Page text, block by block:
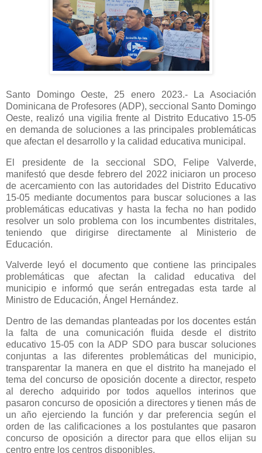
Santo Domingo Oeste, 25 enero 2023.- La Asociación
Dominicana de Profesores (ADP), seccional Santo Domingo
Oeste, realizó una vigilia frente al Distrito Educativo 15-05
en demanda de soluciones a las principales problemáticas
que afectan el desarrollo y la calidad educativa municipal.
El presidente de la seccional SDO, Felipe Valverde,
manifestó que desde febrero del 2022 iniciaron un proceso
de acercamiento con las autoridades del Distrito Educativo
15-05 mediante documentos para buscar soluciones a las
problemáticas educativas y hasta la fecha no han podido
resolver un solo problema con los incumbentes distritales,
teniendo que dirigirse directamente al Ministerio de
Educación.
Valverde leyó el documento que contiene las principales
problemáticas que afectan la calidad educativa del
municipio e informó que serán entregadas esta tarde al
Ministro de Educación, Ángel Hernández.
Dentro de las demandas planteadas por los docentes están
la falta de una comunicación fluida desde el distrito
educativo 15-05 con la ADP SDO para buscar soluciones
conjuntas a las diferentes problemáticas del municipio,
transparentar la manera en que el distrito ha manejado el
tema del concurso de oposición docente a director, respeto
al derecho adquirido por todos aquellos interinos que
pasaron concurso de oposición a directores y tienen más de
un año ejerciendo la función y dar preferencia según el
orden de las calificaciones a los postulantes que pasaron
concurso de oposición a director para que ellos elijan su
centro entre los centros disponibles.